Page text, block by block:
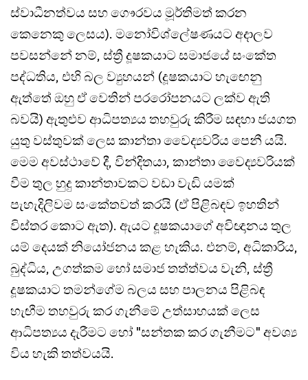
ස්වාධීනත්වය සහ ගෞරවය මූර්තිමත් කරන
කෙනෙකු ලෙසය). මනෝවිශ්ලේෂණයට අදාලව
පවසන්නේ නම්, ස්ත්‍රී දූෂකයාට සමාජයේ සංකේත
පද්ධතිය, එහි බල ව්‍යුහයන් (දූෂකයාට හැඟෙනු
ඇත්තේ ඔහු ඒ වෙතින් පරරෝපනයට ලක්ව ඇති
බවයි) ඇතුළුව ආධිපත්‍යය තහවුරු කිරීම සඳහා ජයගත
යුතු වස්තුවක් ලෙස කාන්තා වෛද්‍යවරිය පෙනී යයි.
මෙම අවස්ථාවේ දී, වින්දිතයා, කාන්තා වෛද්‍යවරියක්
වීම තුල හුදු කාන්තාවකට වඩා වැඩි යමක්
පැහැදිලිවම සංකේතවත් කරයි (ඒ පිළිබඳව ඉහතින්
විස්තර කොට ඇත). ඇයට දූෂකයාගේ අවිඥානය තුල
යම් දෙයක් නියෝජනය කළ හැකිය. එනම්, අධිකාරිය,
බුද්ධිය, උගත්කම හෝ සමාජ තත්ත්වය වැනි, ස්ත්‍රී
දූෂකයාට තමන්ගේම බලය සහ පාලනය පිළිබඳ
හැඟීම තහවුරු කර ගැනීමේ උත්සාහයක් ලෙස
ආධිපත්‍යය දැරීමට හෝ "සන්තක කර ගැනීමට" අවශ්‍ය
විය හැකි තත්වයයි.